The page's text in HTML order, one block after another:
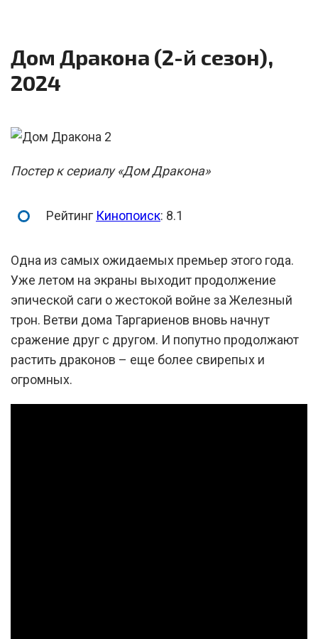
Дом Дракона (2-й сезон),
2024
Постер к сериалу «Дом Дракона»
Рейтинг Кинопоиск: 8.1
Одна из самых ожидаемых премьер этого года.
Уже летом на экраны выходит продолжение
эпической саги о жестокой войне за Железный
трон. Ветви дома Таргариенов вновь начнут
сражение друг с другом. И попутно продолжают
растить драконов – еще более свирепых и
огромных.